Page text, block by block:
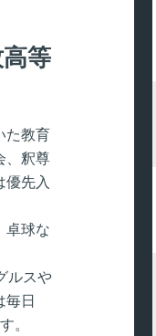
等
た教育
、釈尊
優先入
卓球な
ルスや
毎日
。